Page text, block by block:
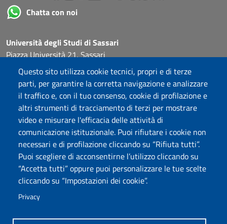
Questo sito utilizza cookie tecnici, propri e di terze
parti, per garantire la corretta navigazione e analizzare
il traffico e, con il tuo consenso, cookie di profilazione e
altri strumenti di tracciamento di terzi per mostrare
video e misurare l'efficacia delle attività di
comunicazione istituzionale. Puoi rifiutare i cookie non
necessari e di profilazione cliccando su “Rifiuta tutti”.
Puoi scegliere di acconsentirne l’utilizzo cliccando su
“Accetta tutti” oppure puoi personalizzare le tue scelte
cliccando su “Impostazioni dei cookie”.
Privacy
Università degli Studi di Sassari
Piazza Università 21, Sassari
Tel.: 800 882994 (Orientamento studenti)
RETTORE: rettore@uniss.it
PEC: protocollo@pec.uniss.it
URP:urp@uniss.it
WEB:redazioneweb@uniss.it
P.I. 00196350904 –pagoPA®
Chatta con noi